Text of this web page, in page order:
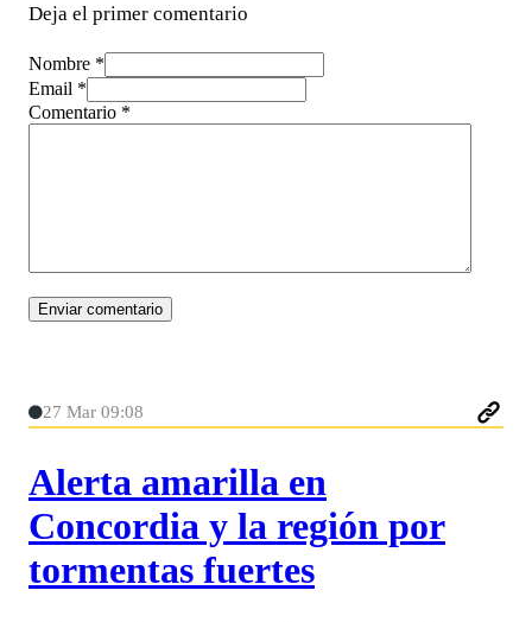
Deja el primer comentario
Nombre *
Email *
Comentario *
27 Mar 09:08
Alerta amarilla en
Concordia y la región por
tormentas fuertes